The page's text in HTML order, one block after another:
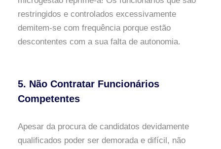
restringidos e controlados excessivamente
demitem-se com frequência porque estão
descontentes com a sua falta de autonomia.
5. Não Contratar Funcionários
Competentes
Apesar da procura de candidatos devidamente
qualificados poder ser demorada e difícil, não